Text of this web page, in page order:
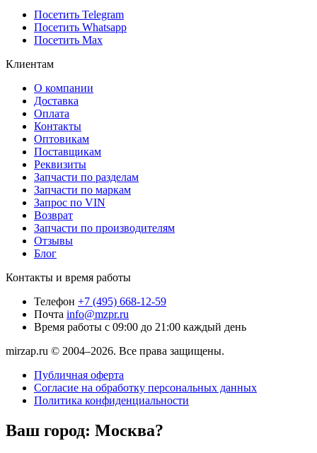
Посетить Telegram
Посетить Whatsapp
Посетить Max
Клиентам
О компании
Доставка
Оплата
Контакты
Оптовикам
Поставщикам
Реквизиты
Запчасти по разделам
Запчасти по маркам
Запрос по VIN
Возврат
Запчасти по производителям
Отзывы
Блог
Контакты и время работы
Телефон +7 (495) 668-12-59
Почта info@mzpr.ru
Время работы с 09:00 до 21:00 каждый день
mirzap.ru © 2004–2026. Все права защищены.
Публичная оферта
Согласие на обработку персональных данных
Политика конфиденциальности
Ваш город: Москва?